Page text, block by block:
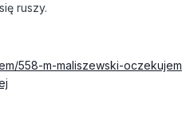
ruszy.
558-m-maliszewski-